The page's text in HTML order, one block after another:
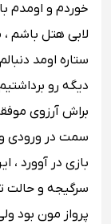
ستاره اومد
دیگه رو
براش آرزوی
سمت در ورودی و
بازی در آوورد ،